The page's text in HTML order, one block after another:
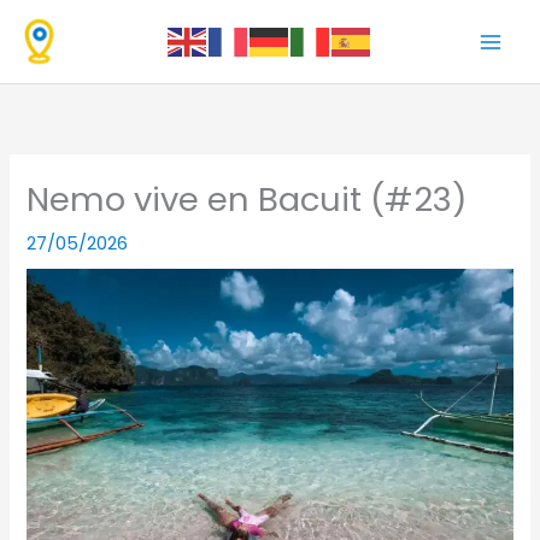
contenido
Nemo vive en Bacuit (#23)
27/05/2026